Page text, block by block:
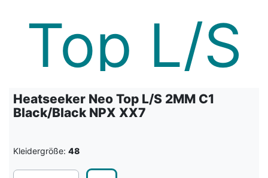
Heatseeker Neo Top L/S 2MM C1
Black/Black NPX XX7
Kleidergröße: 48